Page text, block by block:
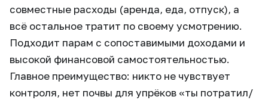
совместные расходы (аренда, еда, отпуск), а
всё остальное тратит по своему усмотрению.
Подходит парам с сопоставимыми доходами и
высокой финансовой самостоятельностью.
Главное преимущество: никто не чувствует
контроля, нет почвы для упрёков «ты потратил/